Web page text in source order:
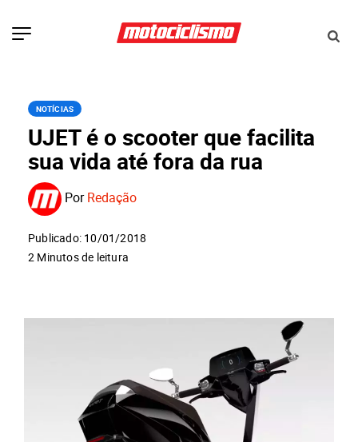
NOTÍCIAS
UJET é o scooter que facilita
sua vida até fora da rua
PorRedação
Publicado: 10/01/2018
2 Minutos de leitura